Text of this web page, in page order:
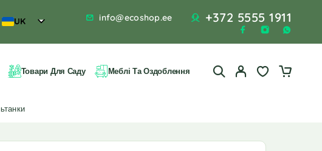
UK info@ecoshop.ee +372 5555 1911
Товари Для Саду Меблі Та Оздоблення